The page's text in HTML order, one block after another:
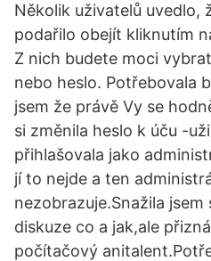
Několik uživatelů uvedlo,
podařilo obejít kliknutím
Z nich budete moci
nebo heslo. Potřebovala
jsem že právě Vy se
si změnila heslo k úču -
přihlašovala jako
jí to nejde a ten
nezobrazuje.Snažila
diskuze co a jak,ale
počítačový